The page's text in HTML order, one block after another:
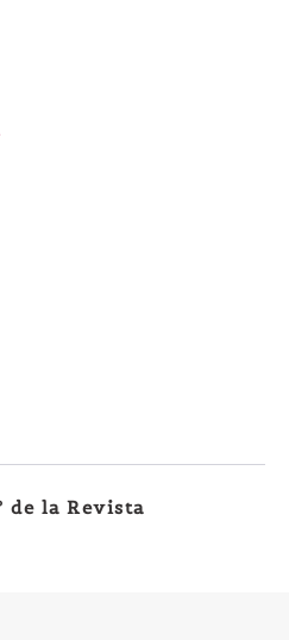
de la Revista